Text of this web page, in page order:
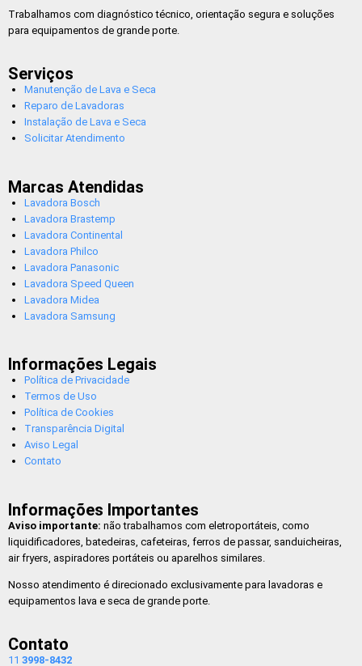
Trabalhamos com diagnóstico técnico, orientação segura e soluções
para equipamentos de grande porte.
Serviços
Manutenção de Lava e Seca
Reparo de Lavadoras
Instalação de Lava e Seca
Solicitar Atendimento
Marcas Atendidas
Lavadora Bosch
Lavadora Brastemp
Lavadora Continental
Lavadora Philco
Lavadora Panasonic
Lavadora Speed Queen
Lavadora Midea
Lavadora Samsung
Informações Legais
Política de Privacidade
Termos de Uso
Política de Cookies
Transparência Digital
Aviso Legal
Contato
Informações Importantes
Aviso importante: não trabalhamos com eletroportáteis, como
liquidificadores, batedeiras, cafeteiras, ferros de passar, sanduicheiras,
air fryers, aspiradores portáteis ou aparelhos similares.
Nosso atendimento é direcionado exclusivamente para lavadoras e
equipamentos lava e seca de grande porte.
Contato
11 3998-8432